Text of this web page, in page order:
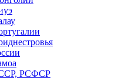
РСФСР